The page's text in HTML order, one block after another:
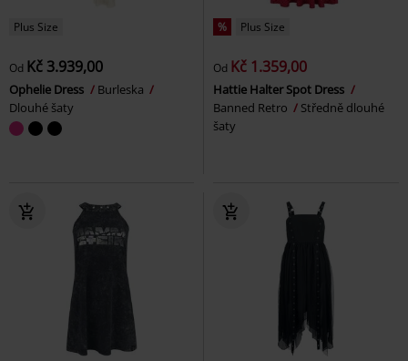
Plus Size
Od Kč 3.939,00
Ophelie Dress
Burleska
Dlouhé šaty
% Plus Size
Od Kč 1.359,00
Hattie Halter Spot Dress
Banned Retro
Středně dlouhé
šaty